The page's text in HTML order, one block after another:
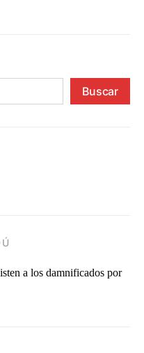
Buscar
a los damnificados por